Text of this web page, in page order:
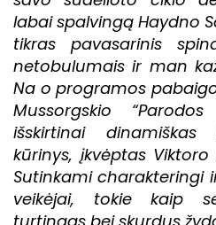
labai spalvingą Haydno
tikras pavasarinis
netobulumais ir man
Na o programos
Mussorgskio
išskirtinai dinamiškas
kūrinys, įkvėptas
Sutinkami charakteringi
veikėjai, tokie kaip